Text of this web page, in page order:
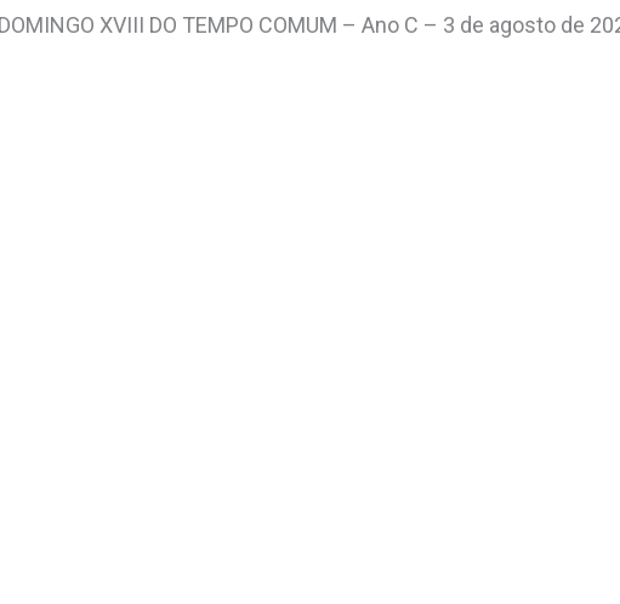
XVIII DO TEMPO COMUM – Ano C – 3 de agosto de